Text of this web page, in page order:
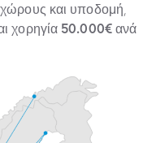
και υποδομή,
χορηγία 50.000€ανά